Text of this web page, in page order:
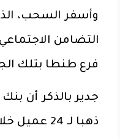
وأسفر السحب،
التضامن
فرع طنطا بتلك
ذهبا لـ 24 عميل خلال الجولة الثانية.